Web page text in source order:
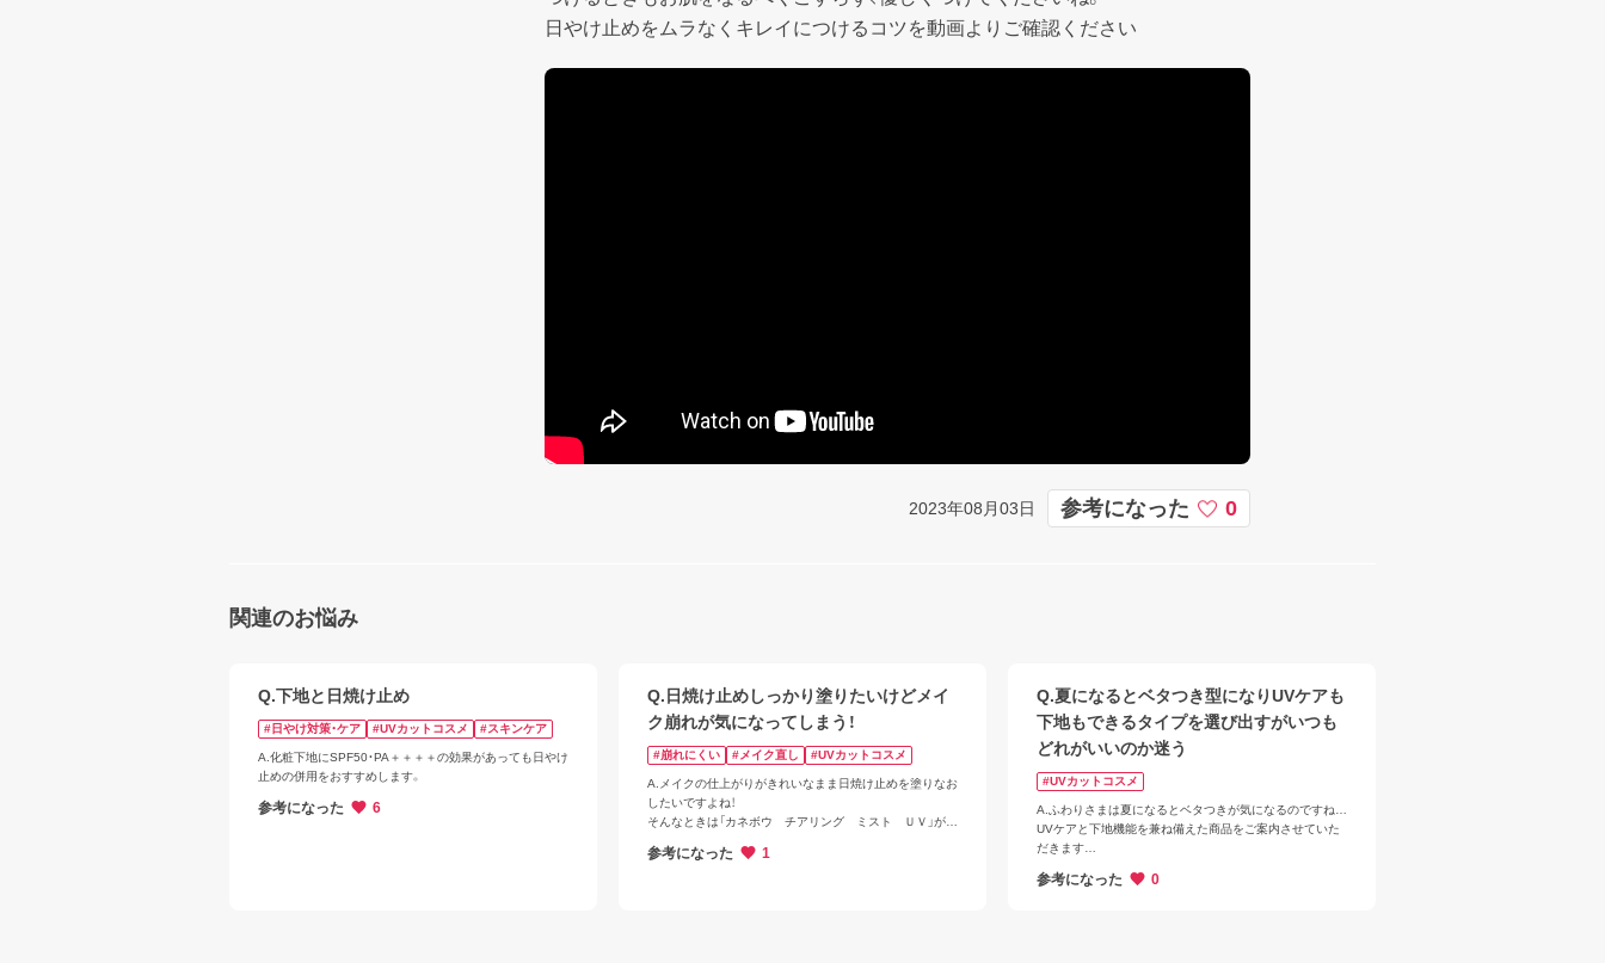
ログアウトしますか？
日やけ止めをムラなくキレイにつけるコツを動画よりご確認ください
2023年08月03日 参考になった 0
関連のお悩み
Q.下地と日焼け止め
#日やけ対策・ケア #UVカットコスメ #スキンケア
A.化粧下地にSPF50・PA＋＋＋＋の効果があっても日やけ
止めの併用をおすすめします。
参考になった 6
Q.日焼け止めしっかり塗りたいけどメイ
ク崩れが気になってしまう！
#崩れにくい #メイク直し #UVカットコスメ
A.メイクの仕上がりがきれいなまま日焼け止めを塗りなお
したいですよね！
そんなときは「カネボウ　チアリング　ミスト　ＵＶ」がお
メイクの上からお使いになる場合は、目にしみることがあ
参考になった 1
Q.夏になるとベタつき型になりUVケアも
下地もできるタイプを選び出すがいつも
どれがいいのか迷う
#UVカットコスメ
A.ふわりさまは夏になるとベタつきが気になるのですね…
UVケアと下地機能を兼ね備えた商品をご案内させていた
だきます
補正効果でくすみ・クマ・色ムラをカバー。テカりにくい肌
参考になった 0